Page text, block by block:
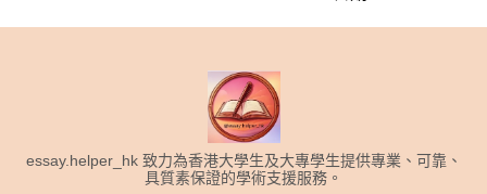
essay.helper_hk 致力為香港大學生及大專學生提供專業、可靠、
具質素保證的學術支援服務。